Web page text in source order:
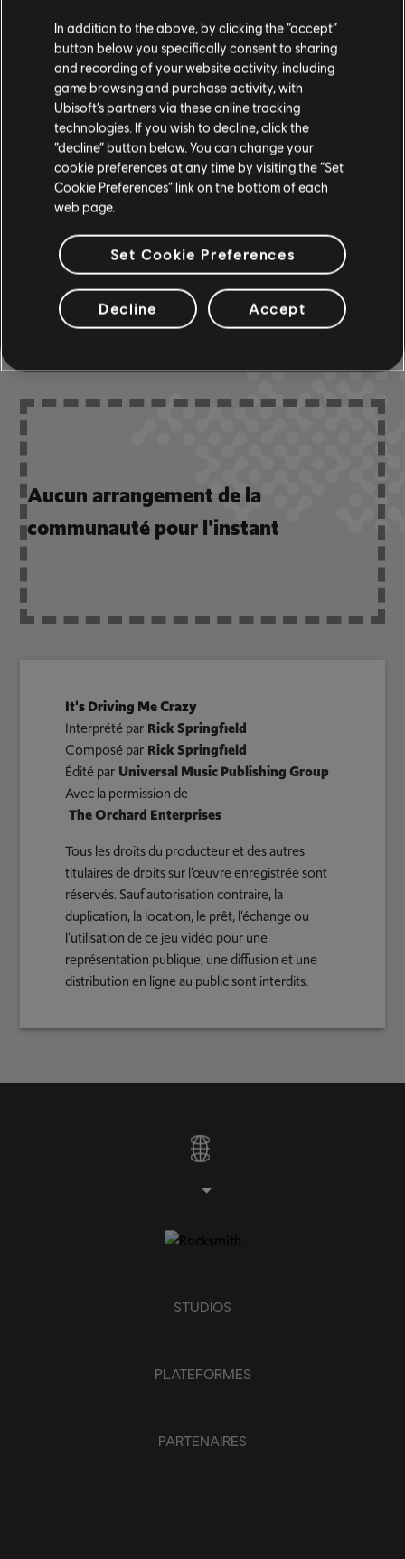
Instrument / Type d'arr. Vérifié Créateur
Arrangement accords
Accords basse
ARRANGEMENTS DE LA
Aucun arrangement de la
communauté pour l'instant
It's Driving Me Crazy
Interprété par Rick Springfield
Composé par Rick Springfield
Édité par Universal Music Publishing Group
Avec la permission de
The Orchard Enterprises
Tous les droits du producteur et des autres
titulaires de droits sur l'œuvre enregistrée sont
réservés. Sauf autorisation contraire, la
duplication, la location, le prêt, l'échange ou
l'utilisation de ce jeu vidéo pour une
représentation publique, une diffusion et une
distribution en ligne au public sont interdits.
STUDIOS
PLATEFORMES
PARTENAIRES
In addition to the above, by clicking the “accept”
button below you specifically consent to sharing
and recording of your website activity, including
game browsing and purchase activity, with
Ubisoft’s partners via these online tracking
technologies. If you wish to decline, click the
“decline” button below. You can change your
cookie preferences at any time by visiting the “Set
Cookie Preferences” link on the bottom of each
web page.
Set Cookie Preferences
Decline Accept